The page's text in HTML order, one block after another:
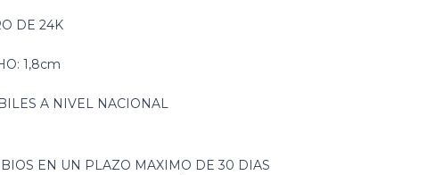
DE 24K
1,8cm
A NIVEL NACIONAL
EN UN PLAZO MAXIMO DE 30 DIAS